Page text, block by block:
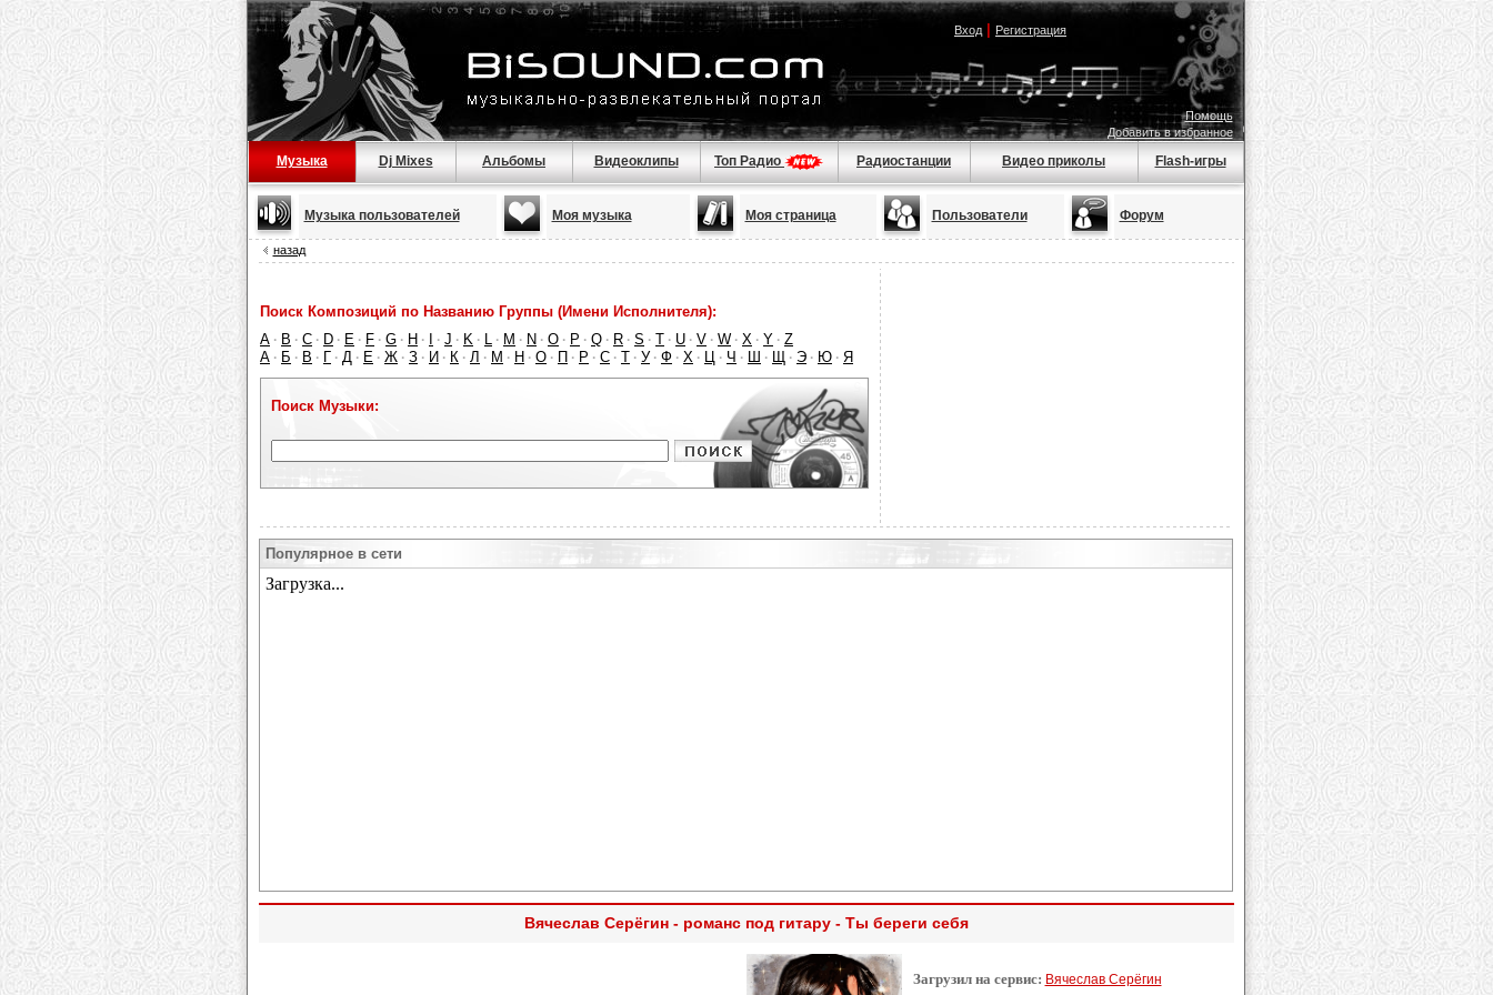
Вход| Регистрация
Помощь
Добавить в избранное
Музыка Dj Mixes Альбомы Видеоклипы Топ Радио Радиостанции Видео приколы Flash-игры
Музыка пользователей Моя музыка Моя страница Пользователи Форум
назад
Поиск Композиций по Названию Группы (Имени Исполнителя):
A · B · C · D · E · F · G · H · · J · K · L · M · N · O · P · Q · R · S · T · U · V · W · X · Y · Z
А · Б · В · Г · Д · Е · Ж · З · И · К · Л · М · Н · О · П · Р · С · Т · У · Ф · Х · Ц · Ч · Ш · Щ · Э · Ю · Я
Поиск Музыки:
Популярное в сети
Вячеслав Серёгин - романс под гитару - Ты береги себя
Загрузил на сервис: Вячеслав Серёгин